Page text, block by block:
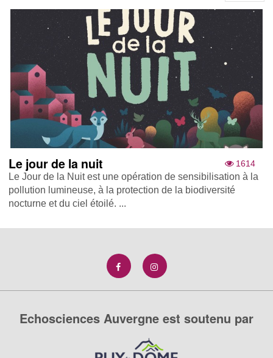
1614
Le jour de la nuit
Le Jour de la Nuit est une opération de sensibilisation à la
pollution lumineuse, à la protection de la biodiversité
nocturne et du ciel étoilé. ...
Echosciences Auvergne est soutenu par